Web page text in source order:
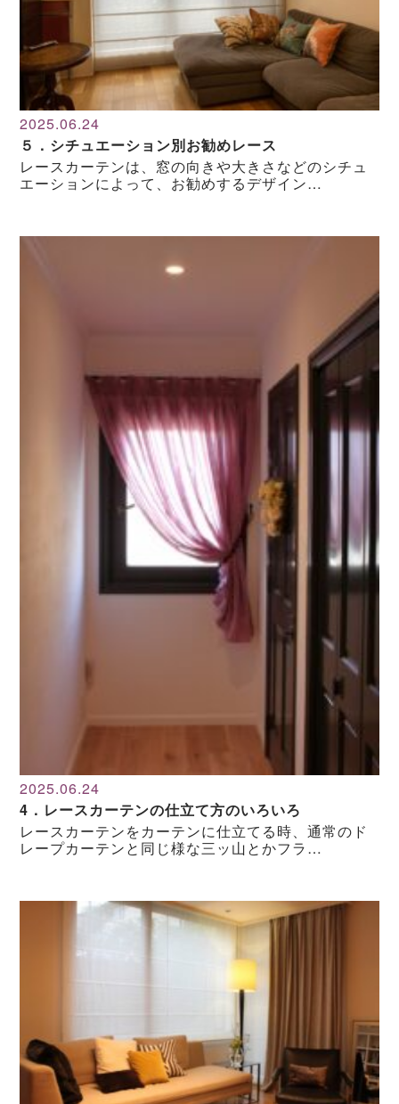
2025.06.24
５．シチュエーション別お勧めレース
レースカーテンは、窓の向きや大きさなどのシチュ
エーションによって、お勧めするデザイン…
2025.06.24
4．レースカーテンの仕立て方のいろいろ
レースカーテンをカーテンに仕立てる時、通常のド
レープカーテンと同じ様な三ッ山とかフラ…